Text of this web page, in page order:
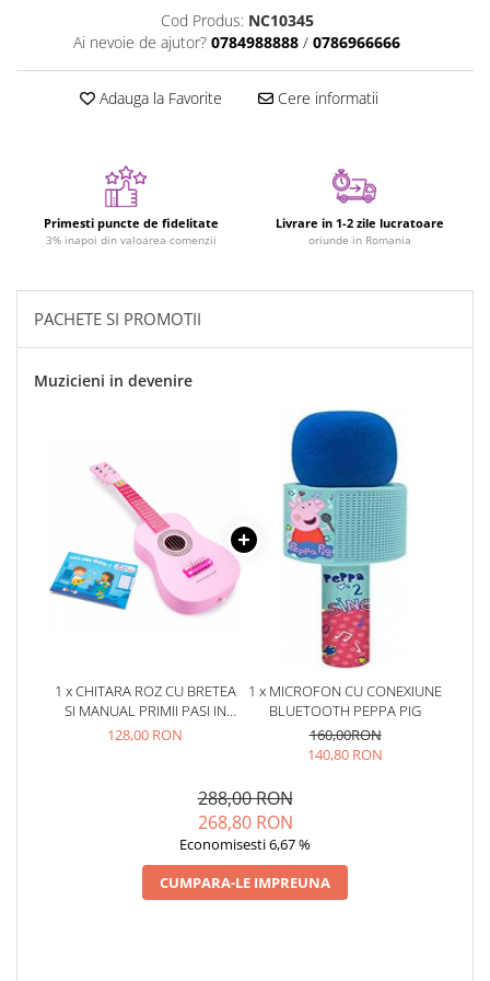
Figurine
Nevoi speciale si sindrom Down
Jucarii cu cifre
Seturi Numberblocks
Jucarii de motricitate
Puzzle-uri
Puzzle clasic
Puzzle incastru
Jucarii bebelusi
Jucarii de baie
Jucarii dentitie
Jucarii senzoriale
Jucarii motrice pentru bebelusi
Jucarii muzicale bebelusi
Puzzle bebelusi
Cod Produs: NC10345
Ai nevoie de ajutor? 0784988888 / 0786966666
Adauga la Favorite Cere informatii
Primesti puncte de fidelitate
3% inapoi din valoarea comenzii
Livrare in 1-2 zile lucratoare
oriunde in Romania
PACHETE SI PROMOTII
Muzicieni in devenire
1 x CHITARA ROZ CU BRETEA
SI MANUAL PRIMII PASI IN
CANTAT
128,00 RON
1 x MICROFON CU CONEXIUNE
BLUETOOTH PEPPA PIG
160,00RON
140,80 RON
288,00 RON
268,80 RON
Economisesti 6,67 %
CUMPARA-LE IMPREUNA